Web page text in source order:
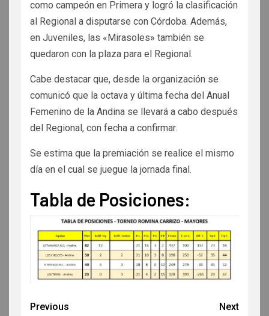
como campeón en Primera y logró la clasificación
al Regional a disputarse con Córdoba. Además,
en Juveniles, las «Mirasoles» también se
quedaron con la plaza para el Regional.
Cabe destacar que, desde la organización se
comunicó que la octava y última fecha del Anual
Femenino de la Andina se llevará a cabo después
del Regional, con fecha a confirmar.
Se estima que la premiación se realice el mismo
día en el cual se juegue la jornada final.
Tabla de Posiciones:
Previous
Next